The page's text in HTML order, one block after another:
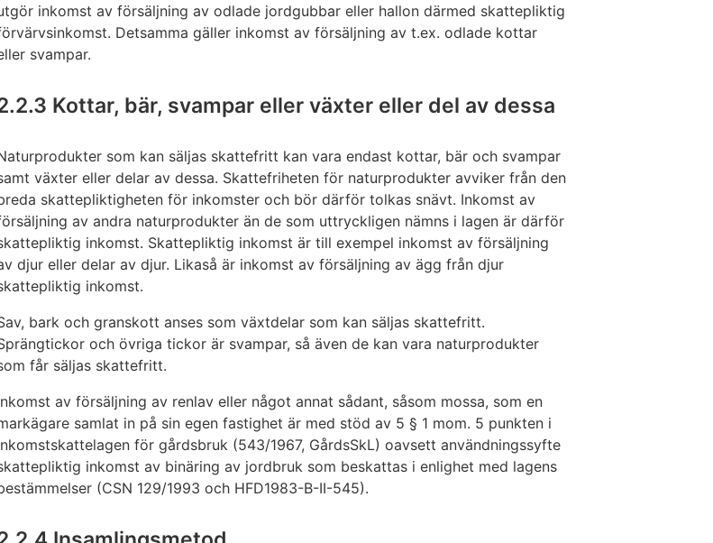
inkomst av försäljning av odlade jordgubbar eller hallon därmed skattepliktig
Detsamma gäller inkomst av försäljning av t.ex. odlade kottar
svampar.
Kottar, bär, svampar eller växter eller del av dessa
som kan säljas skattefritt kan vara endast kottar, bär och svampar
växter eller delar av dessa. Skattefriheten för naturprodukter avviker från den
skattepliktigheten för inkomster och bör därför tolkas snävt. Inkomst av
av andra naturprodukter än de som uttryckligen nämns i lagen är därför
inkomst. Skattepliktig inkomst är till exempel inkomst av försäljning
djur eller delar av djur. Likaså är inkomst av försäljning av ägg från djur
inkomst.
bark och granskott anses som växtdelar som kan säljas skattefritt.
och övriga tickor är svampar, så även de kan vara naturprodukter
får säljas skattefritt.
av försäljning av renlav eller något annat sådant, såsom mossa, som en
samlat in på sin egen fastighet är med stöd av 5 § 1 mom. 5 punkten i
för gårdsbruk (543/1967, GårdsSkL) oavsett användningssyfte
inkomst av binäring av jordbruk som beskattas i enlighet med lagens
(CSN 129/1993 och HFD1983-B-II-545).